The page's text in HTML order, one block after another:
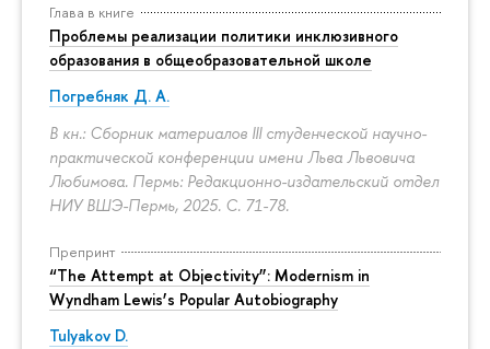
Глава в книге
Проблемы реализации политики инклюзивного
образования в общеобразовательной школе
Погребняк Д. А.
В кн.: Сборник материалов III студенческой научно-
практической конференции имени Льва Львовича
Любимова. Пермь: Редакционно-издательский отдел
НИУ ВШЭ-Пермь, 2025. С. 71-78.
Препринт
“The Attempt at Objectivity”: Modernism in
Wyndham Lewis’s Popular Autobiography
Tulyakov D.